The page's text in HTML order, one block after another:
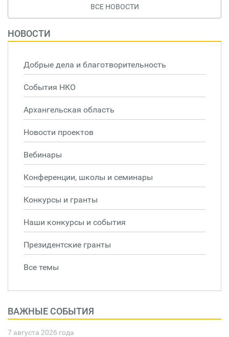
ВСЕ НОВОСТИ
НОВОСТИ
Добрые дела и благотворительность
События НКО
Архангельская область
Новости проектов
Вебинары
Конференции, школы и семинары
Конкурсы и гранты
Наши конкурсы и события
Президентские гранты
Все темы
ВАЖНЫЕ СОБЫТИЯ
7 августа 2026 года